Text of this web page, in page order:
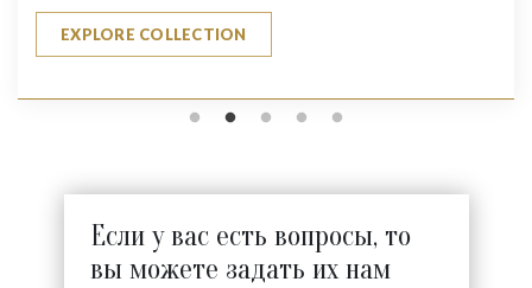
EXPLORE COLLECTION
Если у вас есть вопросы, то
вы можете задать их нам